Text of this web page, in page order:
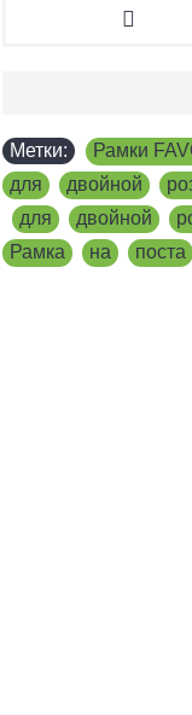
Метки: Рамки
для
двойной
для двойной
Рамка
на поста